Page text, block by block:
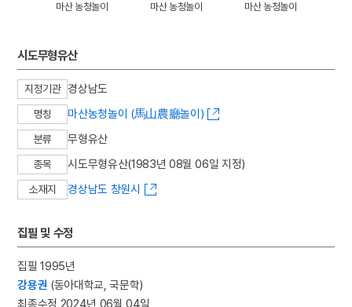
마산 농청놀이 마산 농청놀이 마산 농청놀이
시도무형유산
지정기관 경상남도
명칭 마산농청놀이 (馬山農廳놀이)
분류 무형유산
종목 시도무형유산(1983년 08월 06일 지정)
소재지 경상남도 창원시
집필 및 수정
집필 1995년
강용권 (동아대학교, 국문학)
최종수정 2024년 06월 04일